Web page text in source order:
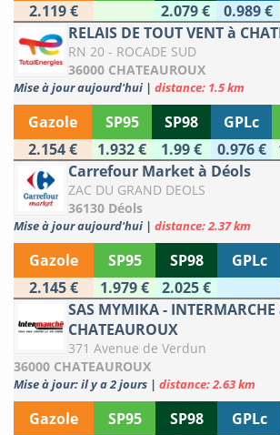
2.119 €
2.079 € 0.989 €
RELAIS DE TOUT VENT à
RN 20 - ROCADE SUD
36000 CHATEAUROUX
Mise à jour aujourd'hui | distance: 1.5 km
Gazole SP95 SP98 GPLc
2.154 €
1.932 € 1.99 € 0.976 €
Carrefour Market à Déols
ZAC DU GRAND DEOLS
36130 Déols
Mise à jour aujourd'hui | distance: 2.37 km
Gazole SP95 SP98 GPLc
2.145 €
1.979 € 2.025 €
SAS MYMIKA - INTERMARCHE
CHATEAUROUX
371 Avenue de Verdun
36000 CHATEAUROUX
Mise à jour: il y a 2 jours | distance: 2.63 km
Gazole SP95 SP98 GPLc